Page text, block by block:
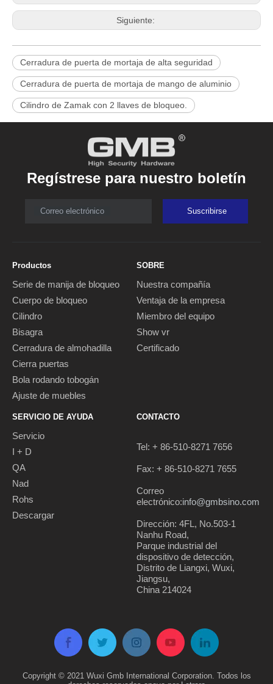
Siguiente:
Cerradura de puerta de mortaja de alta seguridad
Cerradura de puerta de mortaja de mango de aluminio
Cilindro de Zamak con 2 llaves de bloqueo.
Regístrese para nuestro boletín
Correo electrónico Suscribirse
Productos
Serie de manija de bloqueo
Cuerpo de bloqueo
Cilindro
Bisagra
Cerradura de almohadilla
Cierra puertas
Bola rodando tobogán
Ajuste de muebles
SOBRE
Nuestra compañía
Ventaja de la empresa
Miembro del equipo
Show vr
Certificado
SERVICIO DE AYUDA
Servicio
I + D
QA
Nad
Rohs
Descargar
CONTACTO
Tel: + 86-510-8271 7656
Fax: + 86-510-8271 7655
Correo
electrónico:info@gmbsino.com
Dirección: 4FL, No.503-1
Nanhu Road,
Parque industrial del
dispositivo de detección,
Distrito de Liangxi, Wuxi,
Jiangsu,
China 214024
Copyright © 2021 Wuxi Gmb International Corporation. Todos los